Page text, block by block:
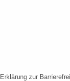
Erklärung zur